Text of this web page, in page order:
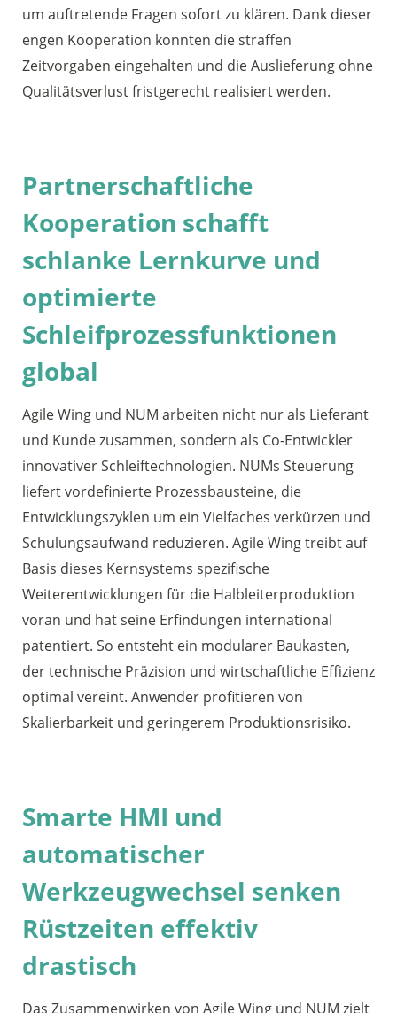
um auftretende Fragen sofort zu klären. Dank dieser
engen Kooperation konnten die straffen
Zeitvorgaben eingehalten und die Auslieferung ohne
Qualitätsverlust fristgerecht realisiert werden.
Partnerschaftliche
Kooperation schafft
schlanke Lernkurve und
optimierte
Schleifprozessfunktionen
global
Agile Wing und NUM arbeiten nicht nur als Lieferant
und Kunde zusammen, sondern als Co-Entwickler
innovativer Schleiftechnologien. NUMs Steuerung
liefert vordefinierte Prozessbausteine, die
Entwicklungszyklen um ein Vielfaches verkürzen und
Schulungsaufwand reduzieren. Agile Wing treibt auf
Basis dieses Kernsystems spezifische
Weiterentwicklungen für die Halbleiterproduktion
voran und hat seine Erfindungen international
patentiert. So entsteht ein modularer Baukasten,
der technische Präzision und wirtschaftliche Effizienz
optimal vereint. Anwender profitieren von
Skalierbarkeit und geringerem Produktionsrisiko.
Smarte HMI und
automatischer
Werkzeugwechsel senken
Rüstzeiten effektiv
drastisch
Das Zusammenwirken von Agile Wing und NUM zielt